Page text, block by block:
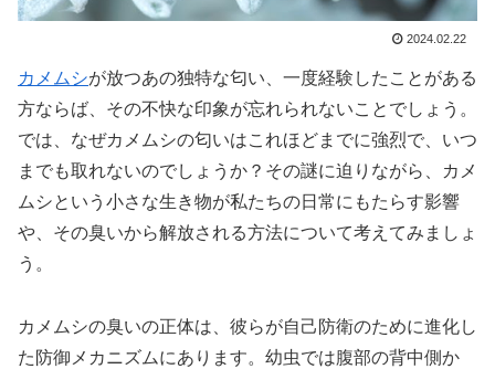
2024.02.22
カメムシが放つあの独特な匂い、一度経験したことがある
方ならば、その不快な印象が忘れられないことでしょう。
では、なぜカメムシの匂いはこれほどまでに強烈で、いつ
までも取れないのでしょうか？その謎に迫りながら、カメ
ムシという小さな生き物が私たちの日常にもたらす影響
や、その臭いから解放される方法について考えてみましょ
う。
カメムシの臭いの正体は、彼らが自己防衛のために進化し
た防御メカニズムにあります。幼虫では腹部の背中側か